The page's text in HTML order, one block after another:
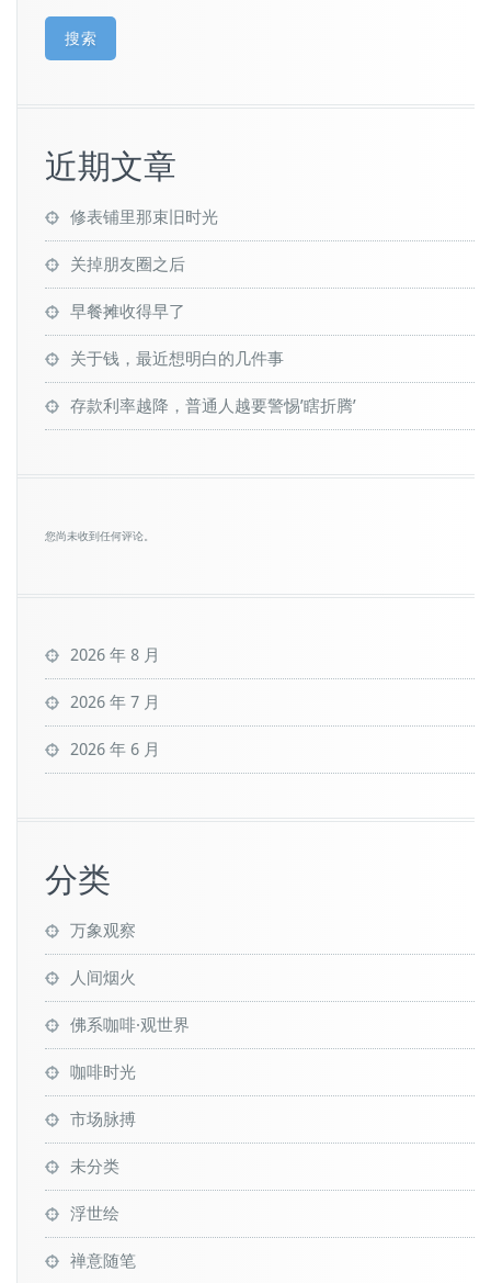
搜索
近期文章
修表铺里那束旧时光
关掉朋友圈之后
早餐摊收得早了
关于钱，最近想明白的几件事
存款利率越降，普通人越要警惕’瞎折腾’
您尚未收到任何评论。
2026 年 8 月
2026 年 7 月
2026 年 6 月
分类
万象观察
人间烟火
佛系咖啡·观世界
咖啡时光
市场脉搏
未分类
浮世绘
禅意随笔